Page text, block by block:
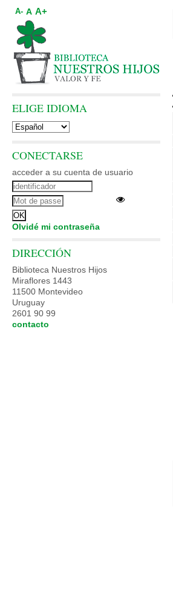
A- A A+
ELIGE IDIOMA
CONECTARSE
acceder a su cuenta de usuario
Olvidé mi contraseña
DIRECCIÓN
Biblioteca Nuestros Hijos
Miraflores 1443
11500 Montevideo
Uruguay
2601 90 99
contacto